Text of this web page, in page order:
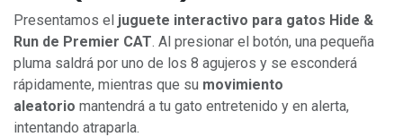
Presentamos el juguete interactivo para gatos Hide &
Run de Premier CAT. Al presionar el botón, una pequeña
pluma saldrá por uno de los 8 agujeros y se esconderá
rápidamente, mientras que su movimiento
aleatorio mantendrá a tu gato entretenido y en alerta,
intentando atraparla.